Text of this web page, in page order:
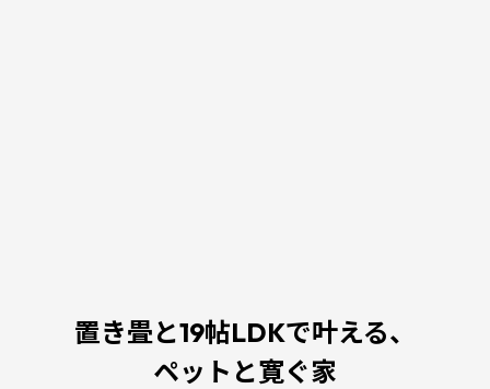
置き畳と19帖LDKで叶える、
ペットと寛ぐ家